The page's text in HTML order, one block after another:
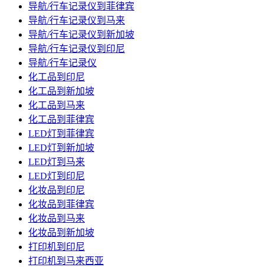
导航/行车记录仪到菲律宾
导航/行车记录仪到马来
导航/行车记录仪到新加坡
导航/行车记录仪到印尼
导航/行车记录仪
化工品到印尼
化工品到新加坡
化工品到马来
化工品到菲律宾
LED灯到菲律宾
LED灯到新加坡
LED灯到马来
LED灯到印尼
化妆品到印尼
化妆品到菲律宾
化妆品到马来
化妆品到新加坡
打印机到印尼
打印机到马来西亚